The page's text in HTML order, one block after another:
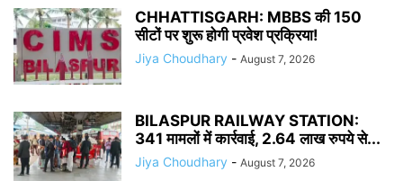
CHHATTISGARH: MBBS की 150
सीटों पर शुरू होगी प्रवेश प्रक्रिया!
Jiya Choudhary - August 7, 2026
BILASPUR RAILWAY STATION:
341 मामलों में कार्रवाई, 2.64 लाख रुपये से...
Jiya Choudhary - August 7, 2026